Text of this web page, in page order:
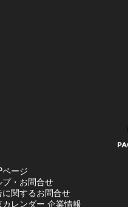
ページ
プ・お問合せ
に関するお問合せ
カレンダー 企業情報